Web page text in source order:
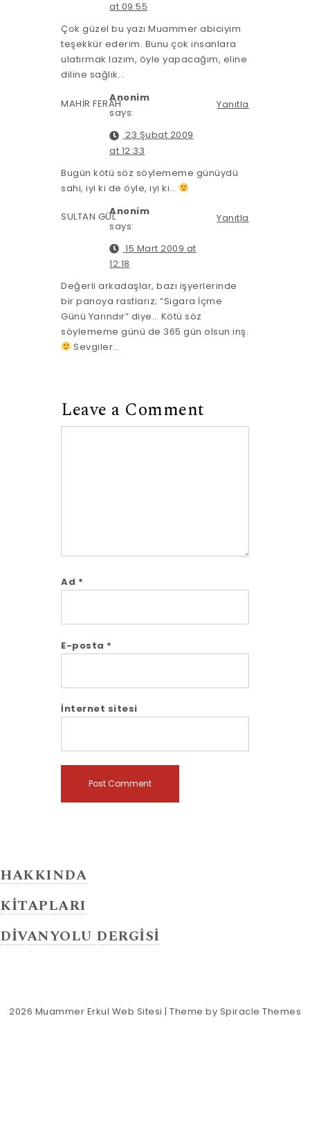
at 09:55
Çok güzel bu yazı Muammer abiciyim
teşekkür ederim. Bunu çok insanlara
ulatırmak lazım, öyle yapacağım, eline
diline sağlık…
MAHİR FERAH Yanıtla
Anonim
says:
23 Şubat 2009
at 12:33
Bugün kötü söz söylememe günüydü
sahi, iyi ki de öyle, iyi ki…
SULTAN GÜL Yanıtla
Anonim
says:
15 Mart 2009 at
12:18
Değerli arkadaşlar, bazı işyerlerinde
bir panoya rastlarız; “Sigara İçme
Günü Yarındır” diye… Kötü söz
söylememe günü de 365 gün olsun inş.
Sevgiler…
Leave a Comment
Ad *
E-posta *
İnternet sitesi
HAKKINDA
KİTAPLARI
DİVANYOLU DERGİSİ
2026 Muammer Erkul Web Sitesi | Theme by Spiracle Themes